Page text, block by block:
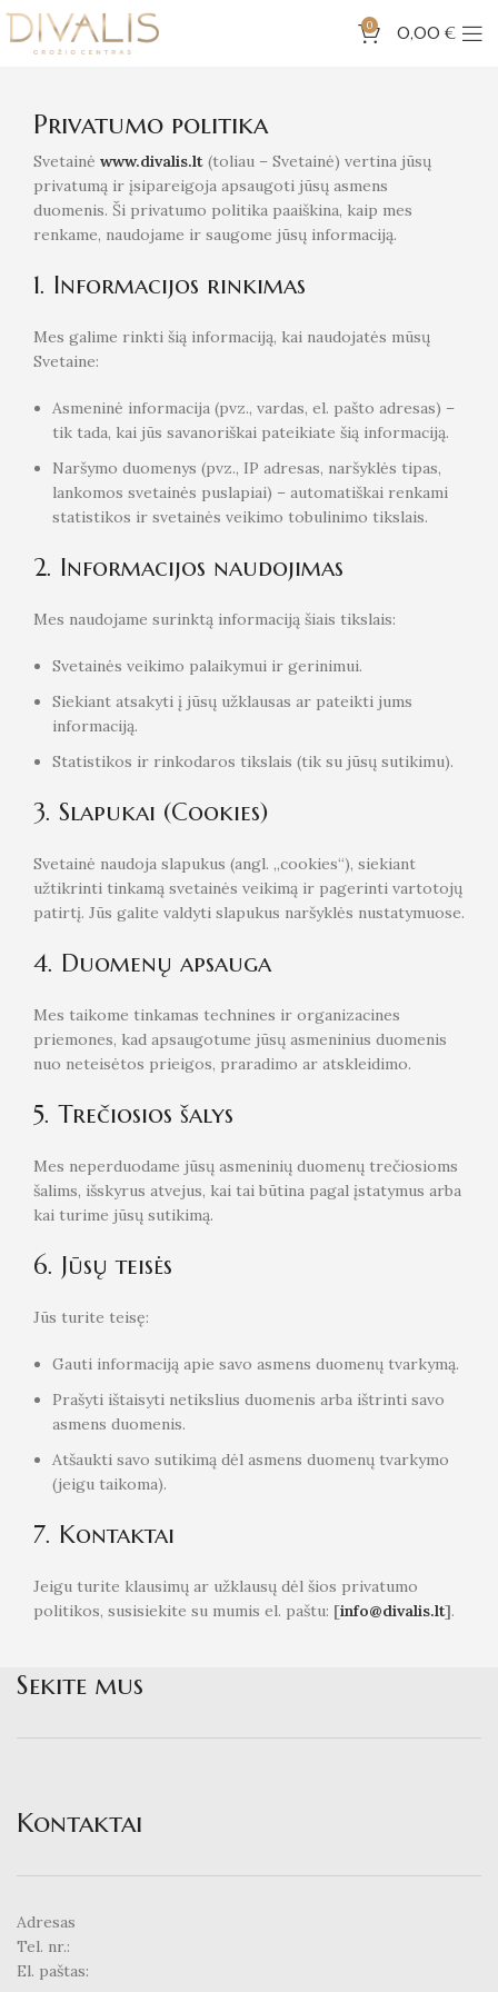
0 0,00 €
Privatumo politika
Svetainė www.divalis.lt (toliau – Svetainė) vertina jūsų
privatumą ir įsipareigoja apsaugoti jūsų asmens
duomenis. Ši privatumo politika paaiškina, kaip mes
renkame, naudojame ir saugome jūsų informaciją.
1. Informacijos rinkimas
Mes galime rinkti šią informaciją, kai naudojatės mūsų
Svetaine:
Asmeninė informacija (pvz., vardas, el. pašto adresas) –
tik tada, kai jūs savanoriškai pateikiate šią informaciją.
Naršymo duomenys (pvz., IP adresas, naršyklės tipas,
lankomos svetainės puslapiai) – automatiškai renkami
statistikos ir svetainės veikimo tobulinimo tikslais.
2. Informacijos naudojimas
Mes naudojame surinktą informaciją šiais tikslais:
Svetainės veikimo palaikymui ir gerinimui.
Siekiant atsakyti į jūsų užklausas ar pateikti jums
informaciją.
Statistikos ir rinkodaros tikslais (tik su jūsų sutikimu).
3. Slapukai (Cookies)
Svetainė naudoja slapukus (angl. „cookies“), siekiant
užtikrinti tinkamą svetainės veikimą ir pagerinti vartotojų
patirtį. Jūs galite valdyti slapukus naršyklės nustatymuose.
4. Duomenų apsauga
Mes taikome tinkamas technines ir organizacines
priemones, kad apsaugotume jūsų asmeninius duomenis
nuo neteisėtos prieigos, praradimo ar atskleidimo.
5. Trečiosios šalys
Mes neperduodame jūsų asmeninių duomenų trečiosioms
šalims, išskyrus atvejus, kai tai būtina pagal įstatymus arba
kai turime jūsų sutikimą.
6. Jūsų teisės
Jūs turite teisę:
Gauti informaciją apie savo asmens duomenų tvarkymą.
Prašyti ištaisyti netikslius duomenis arba ištrinti savo
asmens duomenis.
Atšaukti savo sutikimą dėl asmens duomenų tvarkymo
(jeigu taikoma).
7. Kontaktai
Jeigu turite klausimų ar užklausų dėl šios privatumo
politikos, susisiekite su mumis el. paštu: [info@divalis.lt].
Sekite mus
Kontaktai
Adresas
Tel. nr.:
El. paštas: